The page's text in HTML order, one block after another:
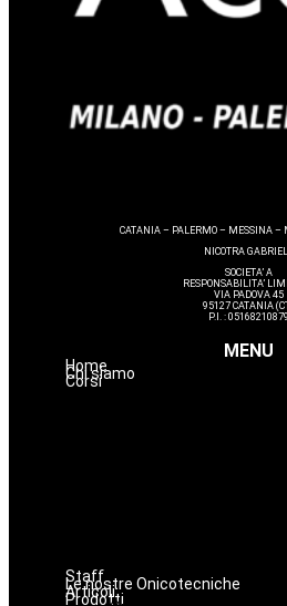
CATANIA – PALERMO – MESSINA –
NICOTRA
SOCIETA’ A
RESPONSABILITA’
VIA PADOVA 45
95127 CATANIA
P.I. : 05168210879
MENU
Home
Chi siamo
Corsi
Staff
Le nostre Onicotecniche
Articoli
Prodotti